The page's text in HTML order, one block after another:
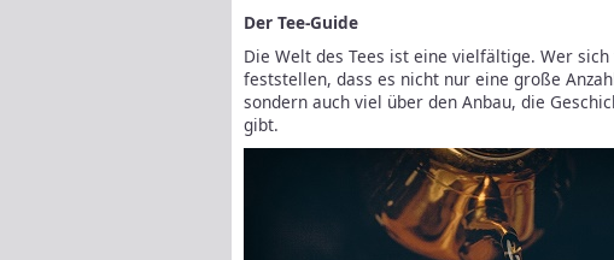
Der Tee-Guide
Die Welt des Tees ist eine vielfältige. Wer
feststellen, dass es nicht nur eine große
sondern auch viel über den Anbau, die
gibt.